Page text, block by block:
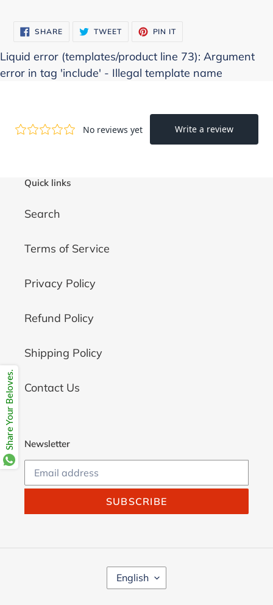
SHARESHARE
ON
TWEETTWEET PIN IT
Liquid error (templates/product line 73): Argument
error in tag 'include' - Illegal template name
Quick links
Search
Terms of Service
Privacy Policy
Refund Policy
Shipping Policy
Contact Us
Newsletter
SUBSCRIBE
L
A
English
Share Your Beloves.